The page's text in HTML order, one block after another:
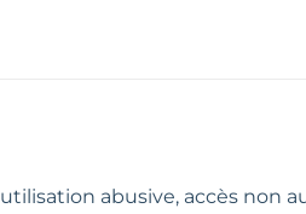
abusive, accès non